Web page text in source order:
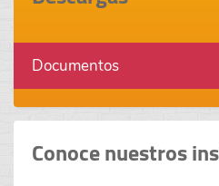
Documentos
Conoce nuestros